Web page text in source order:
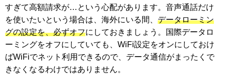
すぎて高額請求が…という心配があります。音声通話だけ
を使いたいという場合は、海外にいる間、 データローミン
グの設定を、必ずオフにしておきましょう。国際データロ
ーミングをオフにしていても、WiFi設定をオンにしておけ
ばWiFiでネット利用できるので、データ通信がまったくで
きなくなるわけではありません。